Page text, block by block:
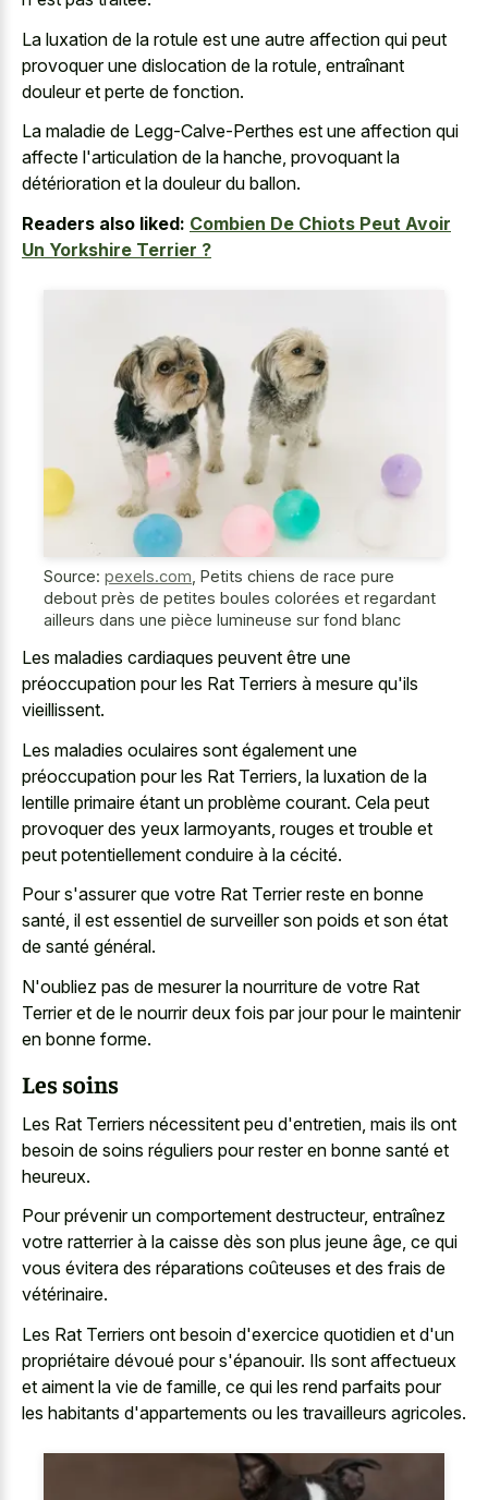
La luxation de la rotule est une autre affection qui peut
provoquer une dislocation de la rotule, entraînant
douleur et perte de fonction.
La maladie de Legg-Calve-Perthes est une affection qui
affecte l'articulation de la hanche, provoquant la
détérioration et la douleur du ballon.
Readers also liked: Combien De Chiots Peut Avoir
Un Yorkshire Terrier ?
Source: pexels.com Petits chiens de race pure
debout près de petites boules colorées et regardant
ailleurs dans une pièce lumineuse sur fond blanc
Les maladies cardiaques peuvent être une
préoccupation pour les Rat Terriers à mesure qu'ils
vieillissent.
Les maladies oculaires sont également une
préoccupation pour les Rat Terriers, la luxation de la
lentille primaire étant un problème courant. Cela peut
provoquer des yeux larmoyants, rouges et trouble et
peut potentiellement conduire à la cécité.
Pour s'assurer que votre Rat Terrier reste en bonne
santé, il est essentiel de surveiller son poids et son état
de santé général.
N'oubliez pas de mesurer la nourriture de votre Rat
Terrier et de le nourrir deux fois par jour pour le maintenir
en bonne forme.
Les soins
Les Rat Terriers nécessitent peu d'entretien, mais ils ont
besoin de soins réguliers pour rester en bonne santé et
heureux.
Pour prévenir un comportement destructeur, entraînez
votre ratterrier à la caisse dès son plus jeune âge, ce qui
vous évitera des réparations coûteuses et des frais de
vétérinaire.
Les Rat Terriers ont besoin d'exercice quotidien et d'un
propriétaire dévoué pour s'épanouir. Ils sont affectueux
et aiment la vie de famille, ce qui les rend parfaits pour
les habitants d'appartements ou les travailleurs agricoles.